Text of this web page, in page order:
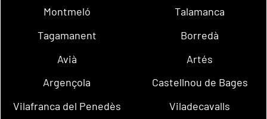
Montmeló
Talamanca
Tagamanent
Borredà
Avià
Artés
Argençola
Castellnou de Bages
Vilafranca del Penedès
Viladecavalls